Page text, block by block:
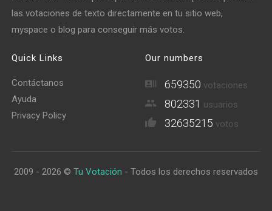
las votaciones de texto directamente en tu sitio web,
myspace o blog para conseguir más votos.
Quick Links
Contáctanos
Ayuda
Privacy Policy
Our numbers
659350 votaciones
802331 usuarios
32635215 votos
2009 - 2026 © Tu Votación - Todos los derechos reservados